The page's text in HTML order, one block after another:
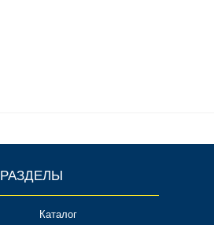
РАЗДЕЛЫ
Каталог